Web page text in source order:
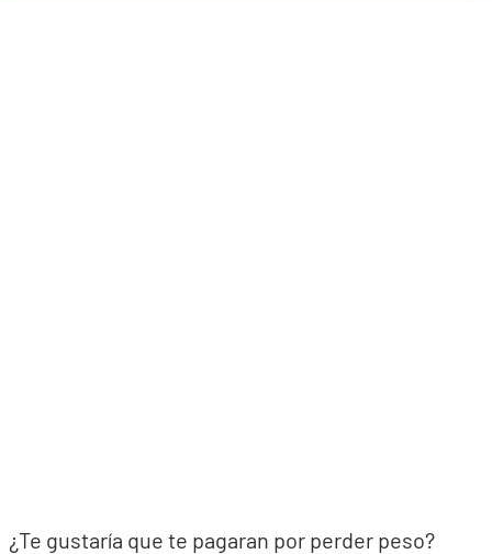
¿Te gustaría que te pagaran por perder peso?